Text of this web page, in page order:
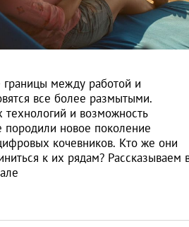
между работой и
все более размытыми.
и возможность
породили новое поколение
кочевников. Кто же они
к их рядам? Рассказываем